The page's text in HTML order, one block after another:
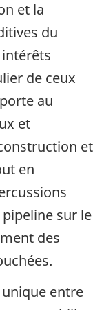
et la
du
de ceux
au
et
et
en
sur le
des
unique entre